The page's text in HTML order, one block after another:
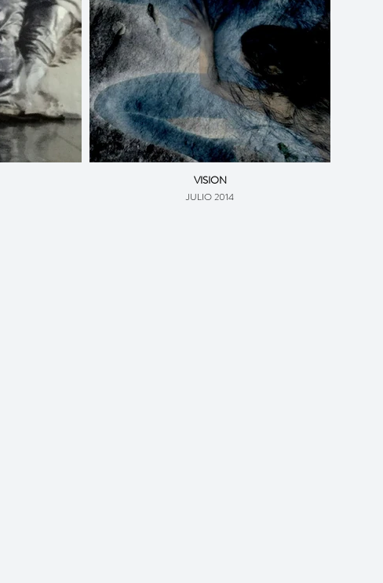
VISION
JULIO 2014